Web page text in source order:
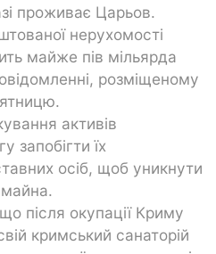
проживає Царьов.
нерухомості
майже пів мільярда
розміщеному
активів
запобігти їх
осіб, щоб уникнути
майна.
після окупації Криму
кримський санаторій